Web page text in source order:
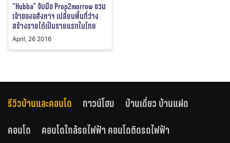
“Hubba” จับมือ Prop2morrow ชวน
เจ้าของอสังหาฯ เปลี่ยนพื้นที่ว่าง
สร้างรายได้เป็นรายแรกในไทย
April, 26 2016
รีวิวบ้านและคอนโด ทาวน์โฮม
บ้านเดี่ยว บ้านแฝด
คอนโด
คอนโดใกล้รถไฟฟ้า คอนโดติดรถไฟฟ้า